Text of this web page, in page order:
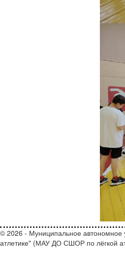
© 2026 - Муниципальное автономное
атлетике" (МАУ ДО СШОР по лёгкой